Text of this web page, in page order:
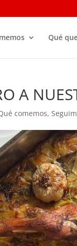
Qué
A
comemos,